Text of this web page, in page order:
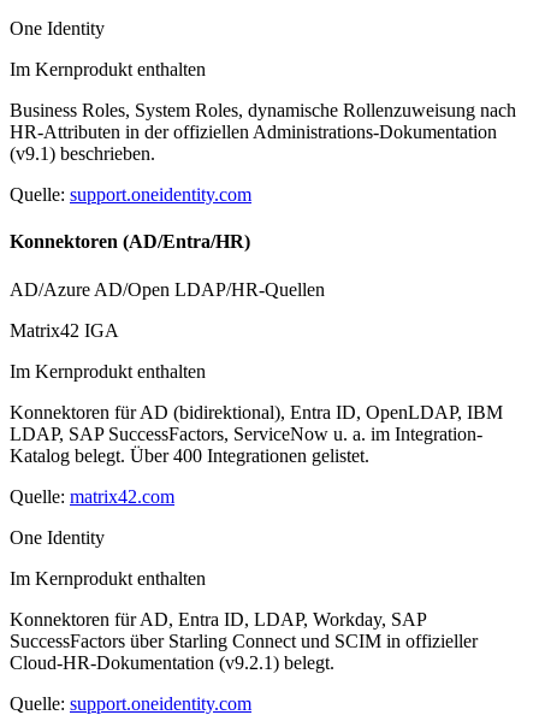
One Identity
Im Kernprodukt enthalten
Business Roles, System Roles, dynamische Rollenzuweisung nach
HR-Attributen in der offiziellen Administrations-Dokumentation
(v9.1) beschrieben.
Quelle: support.oneidentity.com
Konnektoren (AD/Entra/HR)
AD/Azure AD/Open LDAP/HR-Quellen
Matrix42 IGA
Im Kernprodukt enthalten
Konnektoren für AD (bidirektional), Entra ID, OpenLDAP, IBM
LDAP, SAP SuccessFactors, ServiceNow u. a. im Integration-
Katalog belegt. Über 400 Integrationen gelistet.
Quelle: matrix42.com
One Identity
Im Kernprodukt enthalten
Konnektoren für AD, Entra ID, LDAP, Workday, SAP
SuccessFactors über Starling Connect und SCIM in offizieller
Cloud-HR-Dokumentation (v9.2.1) belegt.
Quelle: support.oneidentity.com